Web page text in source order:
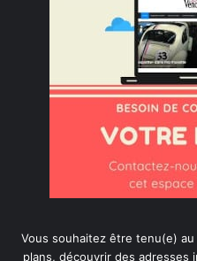
Vous souhaitez être tenu(e)
plans, découvrir des adresses